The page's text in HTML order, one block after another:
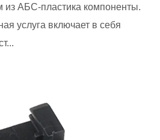
АБС-пластика компоненты.
услуга включает в себя